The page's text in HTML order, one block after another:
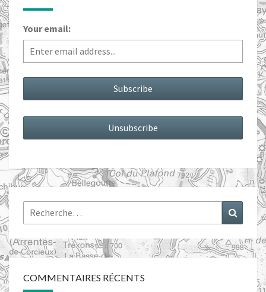
Your email:
Rechercher :
COMMENTAIRES RÉCENTS